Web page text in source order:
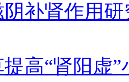
补肾作用研
高“肾阳虚